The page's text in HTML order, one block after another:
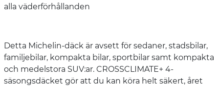
alla väderförhållanden
Detta Michelin-däck är avsett för sedaner, stadsbilar,
familjebilar, kompakta bilar, sportbilar samt kompakta
och medelstora SUV:ar. CROSSCLIMATE+ 4-
säsongsdäcket gör att du kan köra helt säkert, året